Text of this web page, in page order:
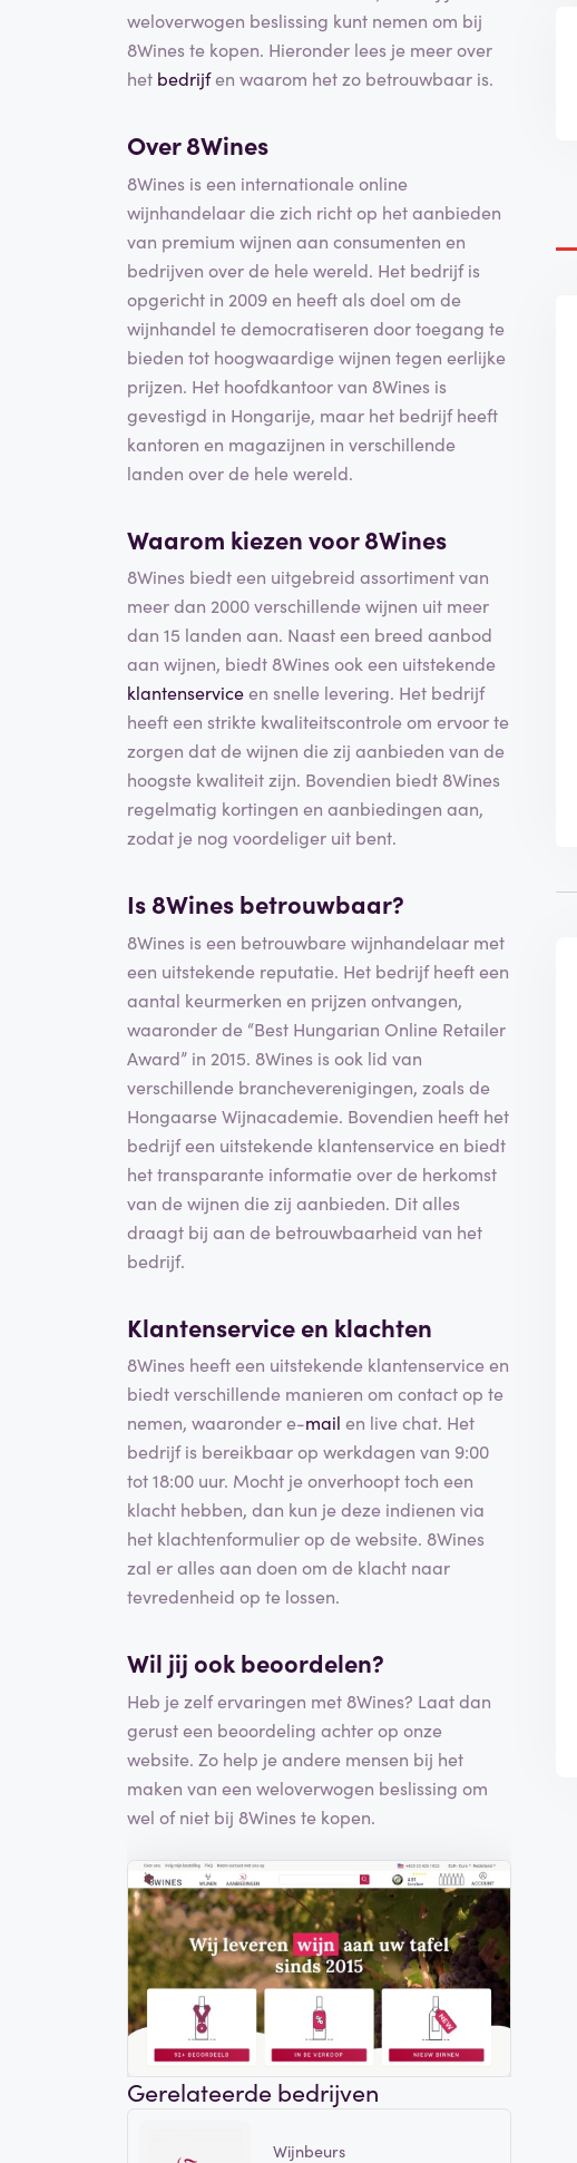
weloverwogen beslissing kunt nemen om bij
8Wines te kopen. Hieronder lees je meer over
het bedrijfen waarom het zo betrouwbaar is.
Over 8Wines
8Wines is een internationale online
wijnhandelaar die zich richt op het aanbieden
van premium wijnen aan consumenten en
bedrijven over de hele wereld. Het bedrijf is
opgericht in 2009 en heeft als doel om de
wijnhandel te democratiseren door toegang te
bieden tot hoogwaardige wijnen tegen eerlijke
prijzen. Het hoofdkantoor van 8Wines is
gevestigd in Hongarije, maar het bedrijf heeft
kantoren en magazijnen in verschillende
landen over de hele wereld.
Waarom kiezen voor 8Wines
8Wines biedt een uitgebreid assortiment van
meer dan 2000 verschillende wijnen uit meer
dan 15 landen aan. Naast een breed aanbod
aan wijnen, biedt 8Wines ook een uitstekende
klantenserviceen snelle levering. Het bedrijf
heeft een strikte kwaliteitscontrole om ervoor te
zorgen dat de wijnen die zij aanbieden van de
hoogste kwaliteit zijn. Bovendien biedt 8Wines
regelmatig kortingen en aanbiedingen aan,
zodat je nog voordeliger uit bent.
Is 8Wines betrouwbaar?
8Wines is een betrouwbare wijnhandelaar met
een uitstekende reputatie. Het bedrijf heeft een
aantal keurmerken en prijzen ontvangen,
waaronder de “Best Hungarian Online Retailer
Award” in 2015. 8Wines is ook lid van
verschillende brancheverenigingen, zoals de
Hongaarse Wijnacademie. Bovendien heeft het
bedrijf een uitstekende klantenservice en biedt
het transparante informatie over de herkomst
van de wijnen die zij aanbieden. Dit alles
draagt bij aan de betrouwbaarheid van het
bedrijf.
Klantenservice en klachten
8Wines heeft een uitstekende klantenservice en
biedt verschillende manieren om contact op te
nemen, waaronder e-mail en live chat. Het
bedrijf is bereikbaar op werkdagen van 9:00
tot 18:00 uur. Mocht je onverhoopt toch een
klacht hebben, dan kun je deze indienen via
het klachtenformulier op de website. 8Wines
zal er alles aan doen om de klacht naar
tevredenheid op te lossen.
Wil jij ook beoordelen?
Heb je zelf ervaringen met 8Wines? Laat dan
gerust een beoordeling achter op onze
website. Zo help je andere mensen bij het
maken van een weloverwogen beslissing om
wel of niet bij 8Wines te kopen.
Gerelateerde bedrijven
Wijnbeurs